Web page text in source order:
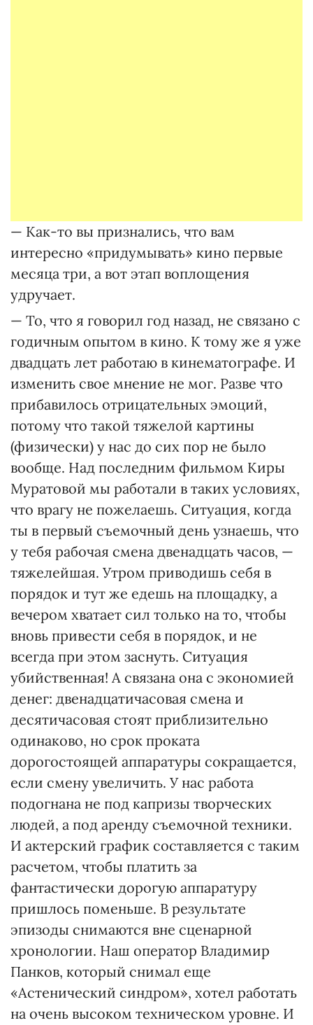
— Как-то вы признались, что вам
интересно «придумывать» кино первые
месяца три, а вот этап воплощения
удручает.
— То, что я говорил год назад, не связано с
годичным опытом в кино. К тому же я уже
двадцать лет работаю в кинематографе. И
изменить свое мнение не мог. Разве что
прибавилось отрицательных эмоций,
потому что такой тяжелой картины
(физически) у нас до сих пор не было
вообще. Над последним фильмом Киры
Муратовой мы работали в таких условиях,
что врагу не пожелаешь. Ситуация, когда
ты в первый съемочный день узнаешь, что
у тебя рабочая смена двенадцать часов, —
тяжелейшая. Утром приводишь себя в
порядок и тут же едешь на площадку, а
вечером хватает сил только на то, чтобы
вновь привести себя в порядок, и не
всегда при этом заснуть. Ситуация
убийственная! А связана она с экономией
денег: двенадцатичасовая смена и
десятичасовая стоят приблизительно
одинаково, но срок проката
дорогостоящей аппаратуры сокращается,
если смену увеличить. У нас работа
подогнана не под капризы творческих
людей, а под аренду съемочной техники.
И актерский график составляется с таким
расчетом, чтобы платить за
фантастически дорогую аппаратуру
пришлось поменьше. В результате
эпизоды снимаются вне сценарной
хронологии. Наш оператор Владимир
Панков, который снимал еще
«Астенический синдром», хотел работать
на очень высоком техническом уровне. И